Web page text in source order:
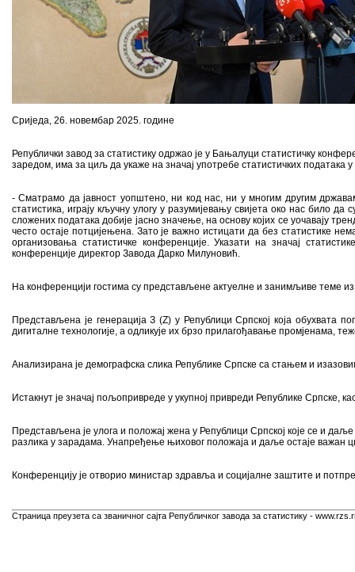
Сриједа, 26. новембар 2025. године
Републички завод за статистику одржао је у Бањалуци статистичку
заредом, има за циљ да укаже на значај употребе статистичких података
- Сматрамо да јавност уопштено, ни код нас, ни у многим другим
статистика, играју кључну улогу у разумијевању свијета око нас било
сложених података добије јасно значење, на основу којих се уочавају
често остаје потцијењена. Зато је важно истицати да без статистике
организовања статистичке конференције. Указати на значај
конференције директор Завода Дарко Милуновић.
На конференцији гостима су представљене актуелне и занимљиве теме
Представљена је генерација З (Z) у Републици Српској која обухвата
дигиталне технологије, а одликује их брзо прилагођавање промјенама,
Анализирана је демографска слика Републике Српске са стањем и
Истакнут је значај пољопривреде у укупној привреди Републике Српске,
Представљена је улога и положај жена у Републици Српској које се и
разлика у зарадама. Унапређење њиховог положаја и даље остаје важан
Конференцију је отворио министар здравља и социјалне заштите и
Страница преузета са званичног сајта Републичког завода за статистику -